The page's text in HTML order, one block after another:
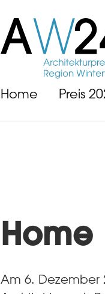
Home Preis
Home
Am 6. Dezember